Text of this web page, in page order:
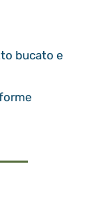
bucato e